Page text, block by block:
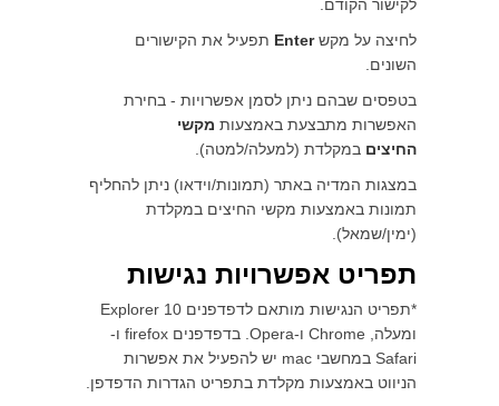
לקישור הקודם.
לחיצה על מקשEnter תפעיל את הקישורים
השונים.
בטפסים שבהם ניתן לסמן אפשרויות - בחירת
האפשרות מתבצעת באמצעות מקשי
החיצים במקלדת (למעלה/למטה).
במצגות המדיה באתר (תמונות/וידאו) ניתן להחליף
תמונות באמצעות מקשי החיצים במקלדת
(ימין/שמאל).
תפריט אפשרויות נגישות
*תפריט הנגישות מותאם לדפדפנים Explorer 10
ומעלה, Chrome ו-Opera. בדפדפנים firefox ו-
Safari במחשבי mac יש להפעיל את אפשרות
הניווט באמצעות מקלדת בתפריט הגדרות הדפדפן.